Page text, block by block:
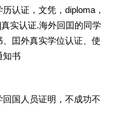
认证，文凭，diploma，
实认证.海外回囯的同学
囯外真实学位认证、使
知书
国人员证明，不成功不